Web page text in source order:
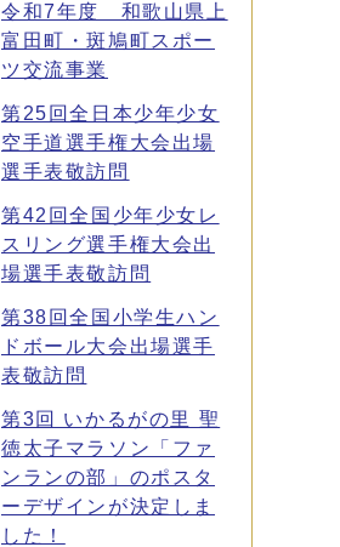
令和7年度 和歌山県上
富田町・斑鳩町スポー
ツ交流事業
第25回全日本少年少女
空手道選手権大会出場
選手表敬訪問
第42回全国少年少女レ
スリング選手権大会出
場選手表敬訪問
第38回全国小学生ハン
ドボール大会出場選手
表敬訪問
第3回 いかるがの里 聖
徳太子マラソン「ファ
ンランの部」のポスタ
ーデザインが決定しま
した！